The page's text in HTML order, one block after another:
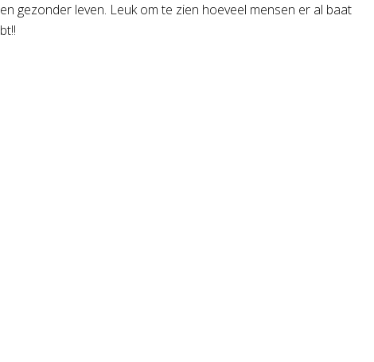
gezonder leven. Leuk om te zien hoeveel mensen er al baat